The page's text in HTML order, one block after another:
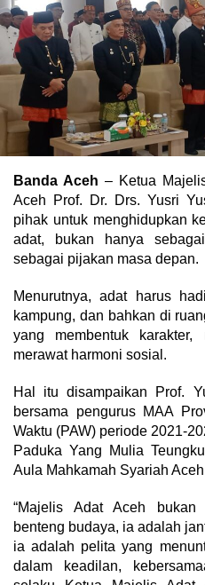
Banda Aceh – Ketua
Aceh Prof. Dr. Drs. Yusri
pihak untuk menghidupkan
adat, bukan hanya
sebagai pijakan masa depan.
Menurutnya, adat harus
kampung, dan bahkan di
yang membentuk karakter,
merawat harmoni sosial.
Hal itu disampaikan Prof.
bersama pengurus MAA
Waktu (PAW) periode 2021-
Paduka Yang Mulia
Aula Mahkamah Syariah
“Majelis Adat Aceh
benteng budaya, ia adalah
ia adalah pelita yang
dalam keadilan,